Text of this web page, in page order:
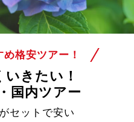
格安ツアー！
きたい！
国内ツアー
セットで安い